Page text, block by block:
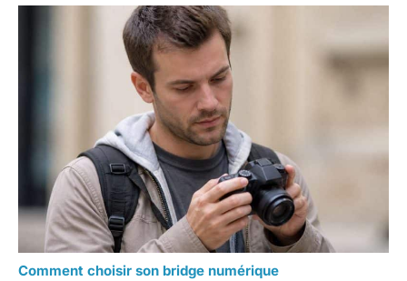
Comment choisir son bridge numérique